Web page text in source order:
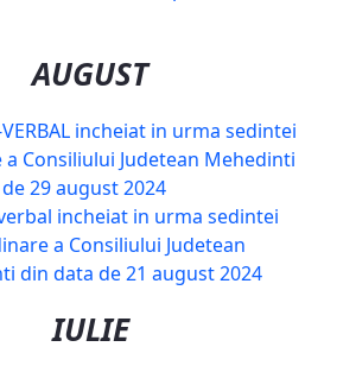
AUGUST
VERBAL incheiat in urma sedintei
Consiliului Judetean Mehedinti
29 august 2024
incheiat in urma sedintei
a Consiliului Judetean
din data de 21 august 2024
IULIE